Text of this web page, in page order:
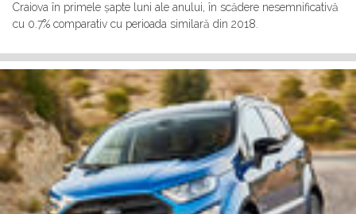
Craiova în primele șapte luni ale anului, în scădere nesemnificativă
cu 0.7% comparativ cu perioada similară din 2018.